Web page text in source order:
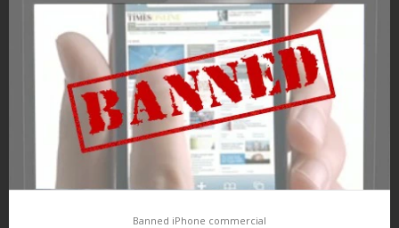
O novinkách u iPodů vás budeme podrobněji informovat, nyní
jen taková malá ochutnávka v podobě reklam od Apple…
Banned iPhone commercial